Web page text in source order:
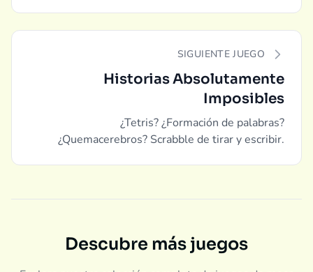
SIGUIENTE JUEGO
Historias Absolutamente
Imposibles
¿Tetris? ¿Formación de palabras?
¿Quemacerebros? Scrabble de tirar y escribir.
Descubre más juegos